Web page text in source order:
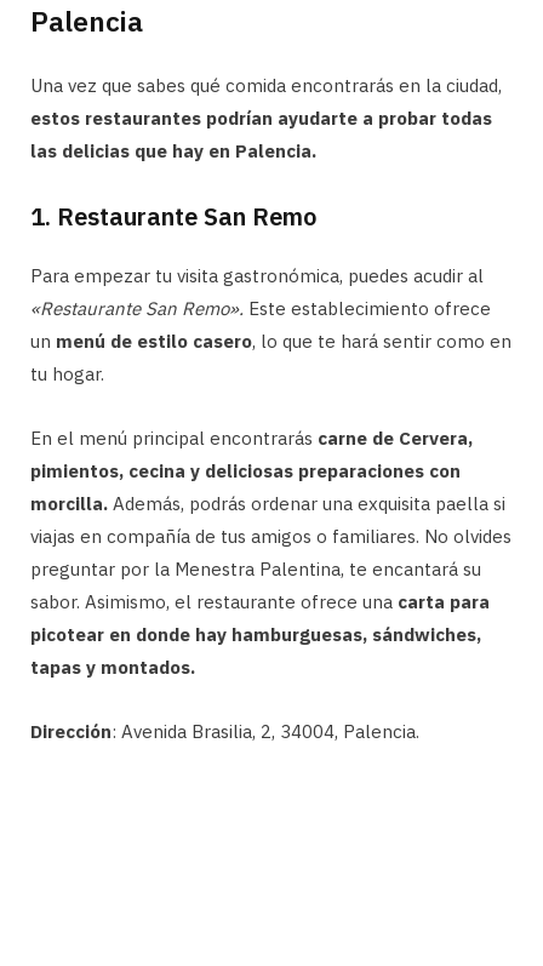
Palencia
Una vez que sabes qué comida encontrarás en la ciudad,
estos restaurantes podrían ayudarte a probar todas
las delicias que hay en Palencia.
1. Restaurante San Remo
Para empezar tu visita gastronómica, puedes acudir al
«Restaurante San Remo». Este establecimiento ofrece
un menú de estilo casero, lo que te hará sentir como en
tu hogar.
En el menú principal encontrarás carne de Cervera,
pimientos, cecina y deliciosas preparaciones con
morcilla. Además, podrás ordenar una exquisita paella si
viajas en compañía de tus amigos o familiares. No olvides
preguntar por la Menestra Palentina, te encantará su
sabor. Asimismo, el restaurante ofrece una carta para
picotear en donde hay hamburguesas, sándwiches,
tapas y montados.
Dirección: Avenida Brasilia, 2, 34004, Palencia.